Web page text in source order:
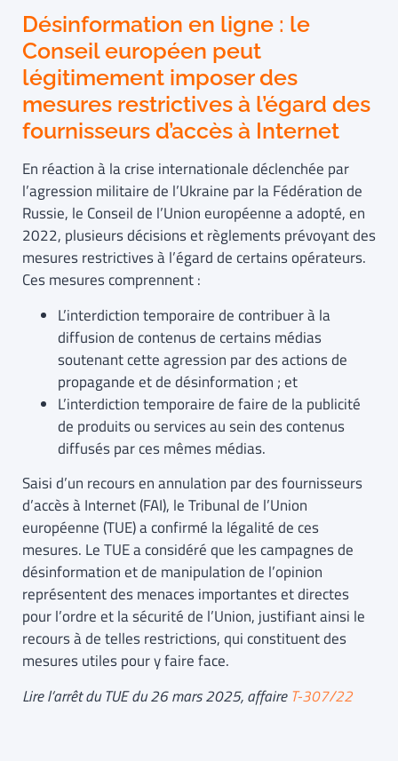
Désinformation en ligne : le
Conseil européen peut
légitimement imposer des
mesures restrictives à l’égard des
fournisseurs d’accès à Internet
En réaction à la crise internationale déclenchée par
l’agression militaire de l’Ukraine par la Fédération de
Russie, le Conseil de l’Union européenne a adopté, en
2022, plusieurs décisions et règlements prévoyant des
mesures restrictives à l’égard de certains opérateurs.
Ces mesures comprennent :
L’interdiction temporaire de contribuer à la
diffusion de contenus de certains médias
soutenant cette agression par des actions de
propagande et de désinformation ; et
L’interdiction temporaire de faire de la publicité
de produits ou services au sein des contenus
diffusés par ces mêmes médias.
Saisi d’un recours en annulation par des fournisseurs
d’accès à Internet (FAI), le Tribunal de l’Union
européenne (TUE) a confirmé la légalité de ces
mesures. Le TUE a considéré que les campagnes de
désinformation et de manipulation de l’opinion
représentent des menaces importantes et directes
pour l’ordre et la sécurité de l’Union, justifiant ainsi le
recours à de telles restrictions, qui constituent des
mesures utiles pour y faire face.
Lire l’arrêt du TUE du 26 mars 2025, affaireT-307/22